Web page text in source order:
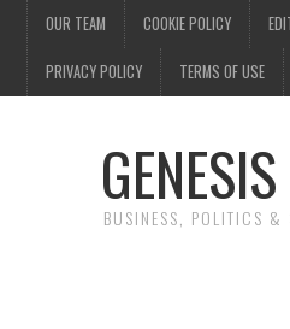
OUR TEAM COOKIE POLICY
PRIVACY POLICY TERMS OF USE
BUSINESS, POLITICS &